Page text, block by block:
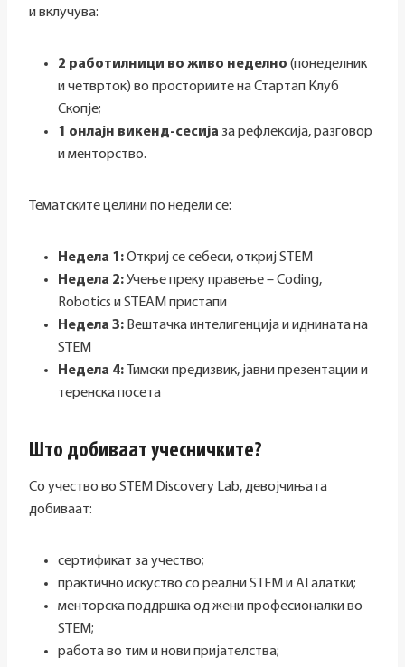
и вклучува:
2 работилници во живо неделно (понеделник
и четврток) во просториите на Стартап Клуб
Скопје;
1 онлајн викенд-сесија за рефлексија, разговор
и менторство.
Тематските целини по недели се:
Недела 1:Откриј се себеси, откриј STEM
Недела 2:Учење преку правење – Coding,
Robotics и STEAM пристапи
Недела 3: Вештачка интелигенција и иднината на
STEM
Недела 4: Тимски предизвик, јавни презентации и
теренска посета
Што добиваат учесничките?
Со учество во STEM Discovery Lab, девојчињата
добиваат:
сертификат за учество;
практично искуство со реални STEM и AI алатки;
менторска поддршка од жени професионалки во
STEM;
работа во тим и нови пријателства;